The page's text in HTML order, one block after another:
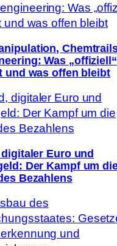
Was „offiziell“
und was offen bleibt
Euro und
Der Kampf um
Bezahlens